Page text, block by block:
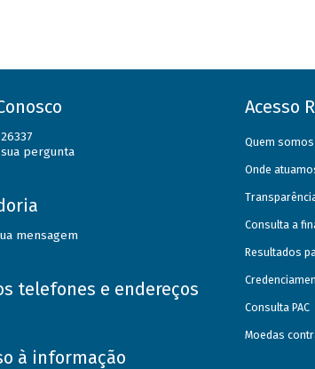
pergunta
mensagem
telefones e endereços
à informação
Acesso
Quem somos
Onde
Consulta a
Resultados
Consulta PAC
Moedas